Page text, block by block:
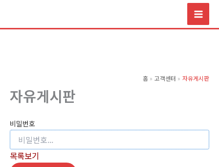
츠
홈 고객센터 자유게시판
자유게시판
비밀번호
목록보기